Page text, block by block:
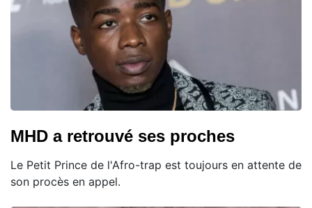
MHD a retrouvé ses proches
Le Petit Prince de l'Afro-trap est toujours en attente de
son procès en appel.